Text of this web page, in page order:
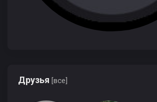
Друзья [все]